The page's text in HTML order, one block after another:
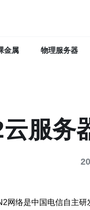
金属 物理服务器
服务
络是中国电信自主